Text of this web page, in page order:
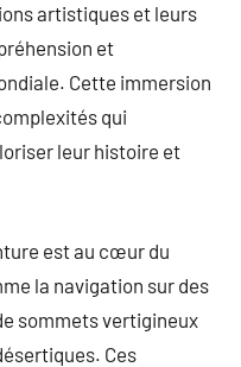
artistiques et leurs
et
Cette immersion
qui
leur histoire et
est au cœur du
la navigation sur des
sommets vertigineux
Ces